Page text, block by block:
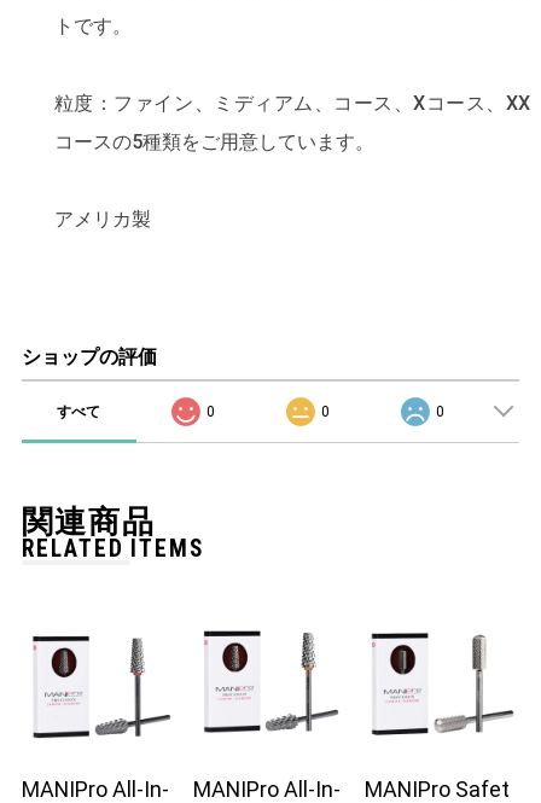
トです。
粒度：ファイン、ミディアム、コース、Xコース、XX
コースの5種類をご用意しています。
アメリカ製
ショップの評価
すべて 0 0 0
関連商品
RELATED ITEMS
MANIPro All-In-
MANIPro All-In-
MANIPro Safet